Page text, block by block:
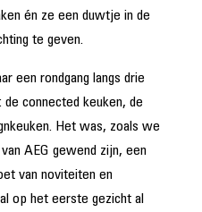
én ze een duwtje in de
te geven.
een rondgang langs drie
de connected keuken, de
Het was, zoals we
AEG gewend zijn, een
van noviteiten en
op het eerste gezicht al